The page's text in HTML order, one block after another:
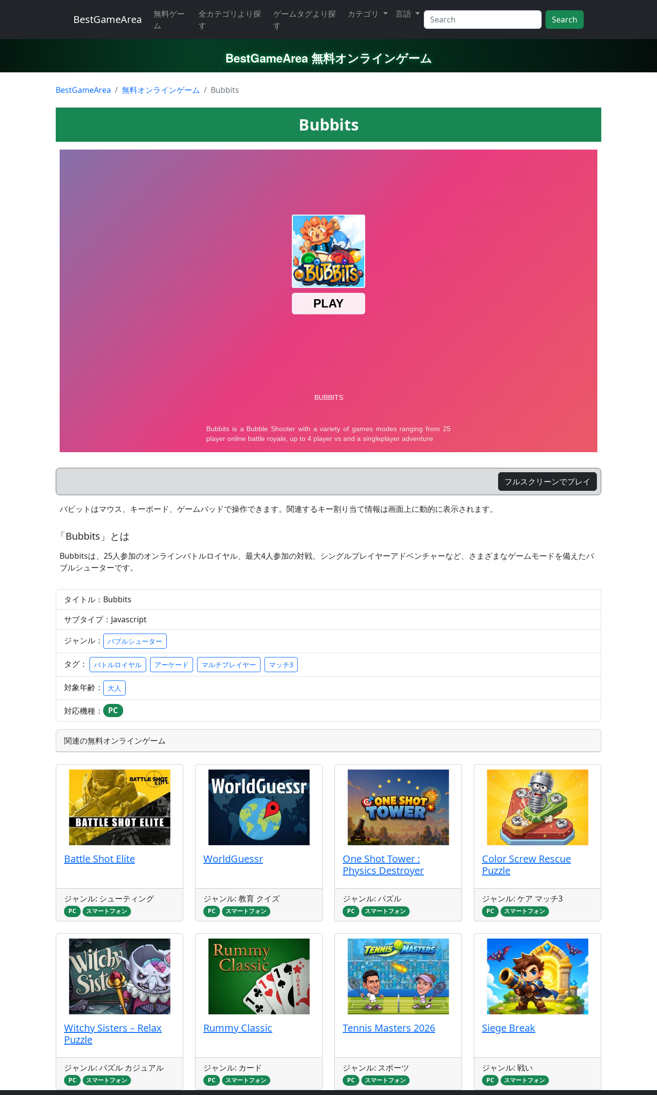
BestGameArea
無料ゲー
ム
全カテゴリより探
す
ゲームタグより探
す
カテゴリ 言語
Search
BestGameArea 無料オンラインゲーム
BestGameArea 無料オンラインゲーム Bubbits
Bubbits
フルスクリーンでプレイ
バビットはマウス、キーボード、ゲームパッドで操作できます。関連するキー割り当て情報は画面上に動的に表示されます。
「Bubbits」とは
Bubbitsは、25人参加のオンラインバトルロイヤル、最大4人参加の対戦、シングルプレイヤーアドベンチャーなど、さまざまなゲームモードを備えたバ
ブルシューターです。
タイトル：Bubbits
サブタイプ：Javascript
ジャンル：
バブルシューター
タグ： バトルロイヤル アーケード マルチプレイヤー マッチ3
対象年齢： 大人
対応機種： PC
関連の無料オンラインゲーム
Battle Shot Elite
ジャンル: シューティング
PC スマートフォン
WorldGuessr
ジャンル: 教育 クイズ
PC スマートフォン
One Shot Tower :
Physics Destroyer
ジャンル: パズル
PC スマートフォン
Color Screw Rescue
Puzzle
ジャンル: ケア マッチ3
PC スマートフォン
Witchy Sisters – Relax
Puzzle
ジャンル: パズル カジュアル
PC スマートフォン
Rummy Classic
ジャンル: カード
PC スマートフォン
Tennis Masters 2026
ジャンル: スポーツ
PC スマートフォン
Siege Break
ジャンル: 戦い
PC スマートフォン